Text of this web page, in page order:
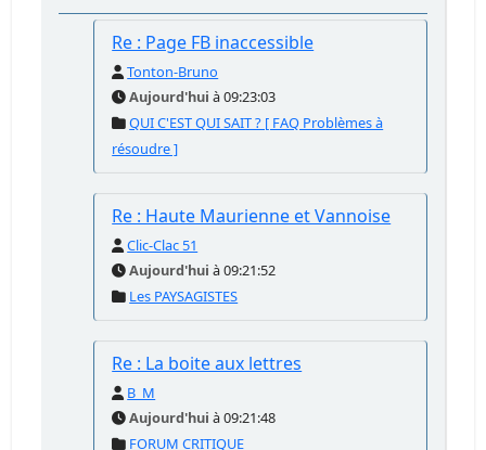
Re : Page FB inaccessible
Tonton-Bruno
Aujourd'hui à 09:23:03
QUI C'EST QUI SAIT ? [ FAQ Problèmes à
résoudre ]
Re : Haute Maurienne et Vannoise
Clic-Clac 51
Aujourd'hui à 09:21:52
Les PAYSAGISTES
Re : La boite aux lettres
B_M
Aujourd'hui à 09:21:48
FORUM CRITIQUE